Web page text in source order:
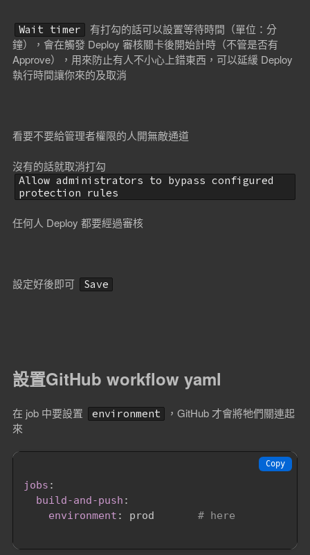
Wait timer
有打勾的話可以設置等待時間（單位：分
鐘），會在觸發 Deploy 審核關卡後開始計時（不管是否有
Approve），用來防止有人不小心上錯東西，可以延緩 Deploy
執行時間讓你來的及取消
看要不要給管理者權限的人開無敵通道
沒有的話就取消打勾
Allow administrators to bypass configured
protection rules
任何人 Deploy 都要經過審核
設定好後即可 Save
設置GitHub workflow yaml
在 job 中要設置 environment
，GitHub 才會將牠們關連起
來
Copy
jobs :
build-and-push :
environment : prod # here